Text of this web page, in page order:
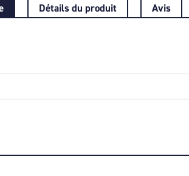
Détails du produit Avis